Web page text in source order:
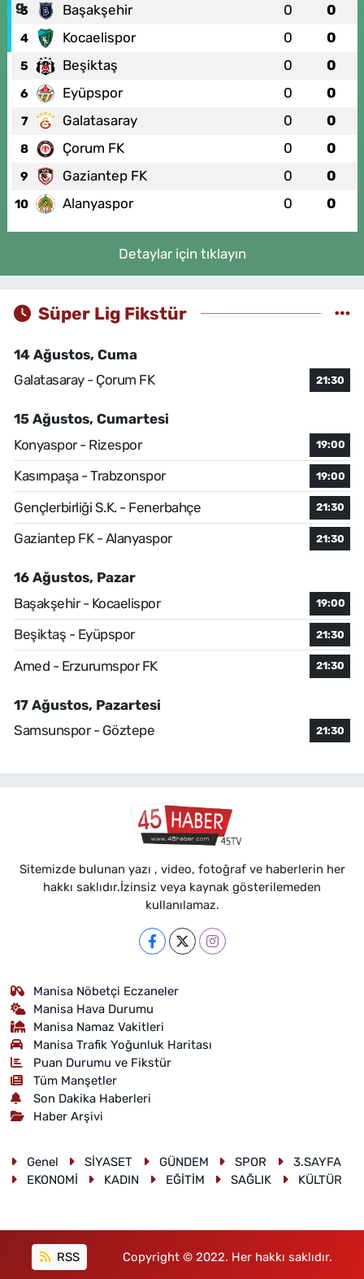
3 Başakşehir 0 0
4 Kocaelispor 0 0
5 Beşiktaş 0 0
6 Eyüpspor 0 0
7 Galatasaray 0 0
8 Çorum FK 0 0
9 Gaziantep FK 0 0
10 Alanyaspor 0 0
Detaylar için tıklayın
Süper Lig Fikstür
14 Ağustos, Cuma
Galatasaray - Çorum FK
21:30
15 Ağustos, Cumartesi
Konyaspor - Rizespor
19:00
Kasımpaşa - Trabzonspor 19:00
Gençlerbirliği S.K. - Fenerbahçe 21:30
Gaziantep FK - Alanyaspor 21:30
16 Ağustos, Pazar
Başakşehir - Kocaelispor
19:00
Beşiktaş - Eyüpspor 21:30
Amed - Erzurumspor FK 21:30
17 Ağustos, Pazartesi
Samsunspor - Göztepe
21:30
Sitemizde bulunan yazı , video, fotoğraf ve haberlerin her
hakkı saklıdır.İzinsiz veya kaynak gösterilemeden
kullanılamaz.
Manisa Nöbetçi Eczaneler
Manisa Hava Durumu
Manisa Namaz Vakitleri
Manisa Trafik Yoğunluk Haritası
Puan Durumu ve Fikstür
Tüm Manşetler
Son Dakika Haberleri
Haber Arşivi
Genel SİYASET GÜNDEM SPOR
3.SAYFA
EKONOMİ
KADIN EĞİTİM SAĞLIK KÜLTÜR
RSS Copyright © 2022. Her hakkı saklıdır.